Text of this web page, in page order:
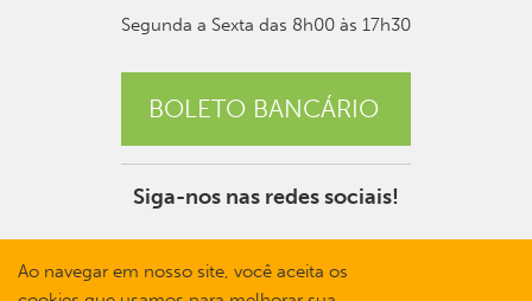
Segunda a Sexta das 8h00 às 17h30
BOLETO BANCÁRIO
Siga-nos nas redes sociais!
Ao navegar em nosso site, você aceita os